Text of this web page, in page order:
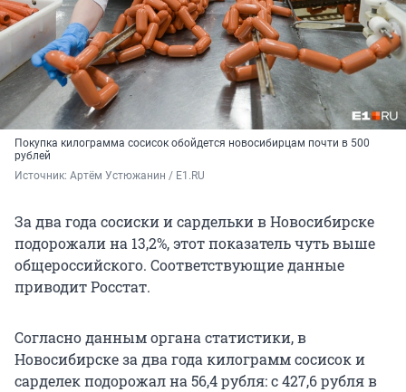
Покупка килограмма сосисок обойдется новосибирцам почти в 500
рублей
Источник: Артём Устюжанин / E1.RU
За два года сосиски и сардельки в Новосибирске
подорожали на 13,2%, этот показатель чуть выше
общероссийского. Соответствующие данные
приводит Росстат.
Согласно данным органа статистики, в
Новосибирске за два года килограмм сосисок и
сарделек подорожал на 56,4 рубля: с 427,6 рубля в